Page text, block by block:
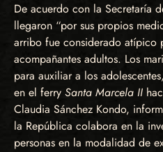
De acuerdo con la Secretaría
llegaron “por sus propios
arribo fue considerado atípico
acompañantes adultos. Los
para auxiliar a los
en el ferry Santa Marcela II
Claudia Sánchez Kondo,
la República colabora en la
personas en la modalidad de